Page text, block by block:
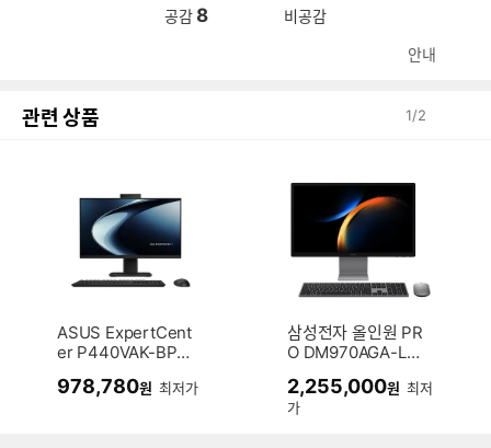
공감8 비공감
안내
관련 상품 1/2
ASUS ExpertCent
er P440VAK-BPC
512GB)
978,780원 최저가
삼성전자 올인원 PR
O DM970AGA-L5
GB, M.2 1TB)
2,255,000원 최저
가